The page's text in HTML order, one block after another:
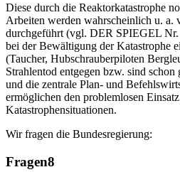
Diese durch die Reaktorkatastrophe
Arbeiten werden wahrscheinlich u. a.
durchgeführt (vgl. DER SPIEGEL
bei der Bewältigung der Katastrophe
(Taucher, Hubschrauberpiloten
Strahlentod entgegen bzw. sind schon
und die zentrale Plan- und
ermöglichen den problemlosen
Katastrophensituationen.
Wir fragen die Bundesregierung:
Fragen8